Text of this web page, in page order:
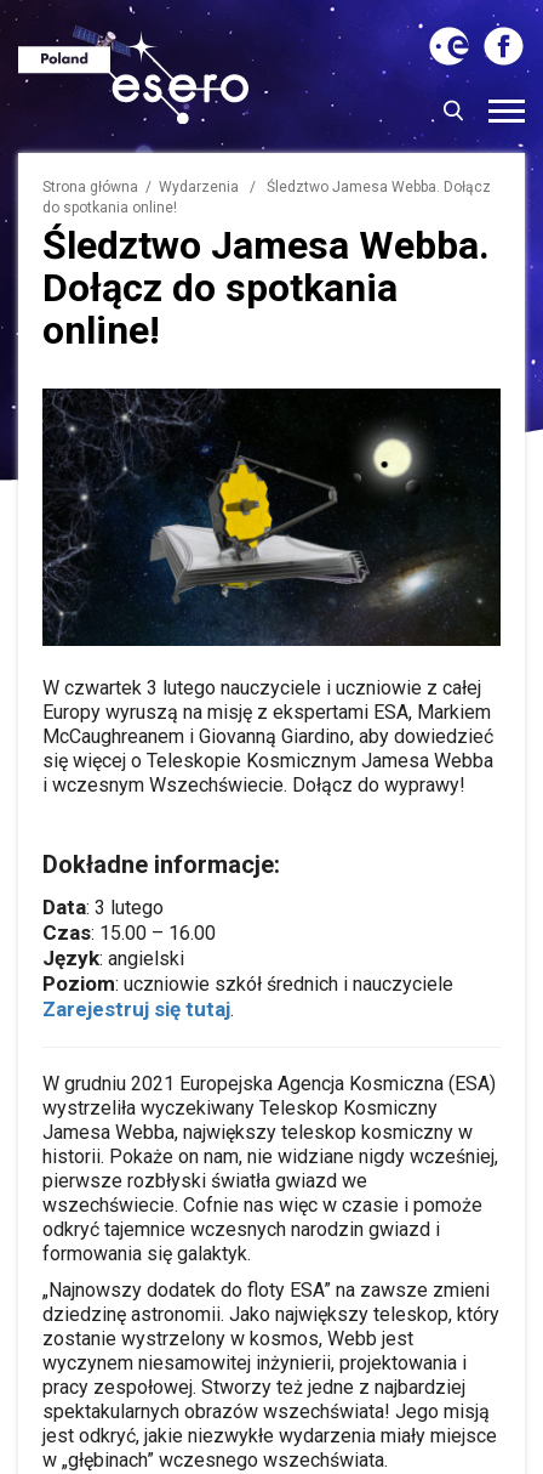
Strona główna / Wydarzenia / Śledztwo Jamesa Webba. Dołącz
do spotkania online!
Śledztwo Jamesa Webba.
Dołącz do spotkania
online!
W czwartek 3 lutego nauczyciele i uczniowie z całej
Europy wyruszą na misję z ekspertami ESA, Markiem
McCaughreanem i Giovanną Giardino, aby dowiedzieć
się więcej o Teleskopie Kosmicznym Jamesa Webba
i wczesnym Wszechświecie. Dołącz do wyprawy!
Dokładne informacje:
Data: 3 lutego
Czas: 15.00 – 16.00
Język: angielski
Poziom: uczniowie szkół średnich i nauczyciele
Zarejestruj się tutaj.
W grudniu 2021 Europejska Agencja Kosmiczna (ESA)
wystrzeliła wyczekiwany Teleskop Kosmiczny
Jamesa Webba, największy teleskop kosmiczny w
historii. Pokaże on nam, nie widziane nigdy wcześniej,
pierwsze rozbłyski światła gwiazd we
wszechświecie. Cofnie nas więc w czasie i pomoże
odkryć tajemnice wczesnych narodzin gwiazd i
formowania się galaktyk.
„Najnowszy dodatek do floty ESA” na zawsze zmieni
dziedzinę astronomii. Jako największy teleskop, który
zostanie wystrzelony w kosmos, Webb jest
wyczynem niesamowitej inżynierii, projektowania i
pracy zespołowej. Stworzy też jedne z najbardziej
spektakularnych obrazów wszechświata! Jego misją
jest odkryć, jakie niezwykłe wydarzenia miały miejsce
w „głębinach” wczesnego wszechświata.